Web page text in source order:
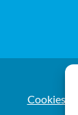
Cookies